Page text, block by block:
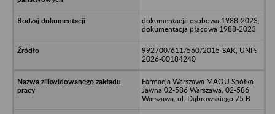
dokumentacja osobowa 1988-2023,
dokumentacja płacowa 1988-2023
992700/611/560/2015-SAK, UNP:
2026-00184240
Farmacja Warszawa MAOU Spółka
Jawna 02-586 Warszawa, 02-586
Warszawa, ul. Dąbrowskiego 75 B